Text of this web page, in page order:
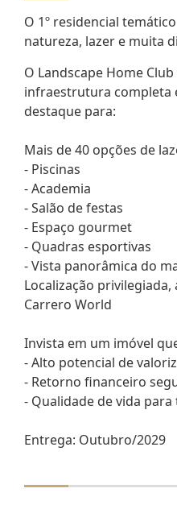
O 1º residencial
natureza, lazer e muita
O Landscape Home
infraestrutura completa
destaque para:
Mais de 40 opções de
- Piscinas
- Academia
- Salão de festas
- Espaço gourmet
- Quadras esportivas
- Vista panorâmica do
Localização
Carrero World
Invista em um imóvel
- Alto potencial de
- Retorno financeiro
- Qualidade de vida
Entrega: Outubro/2029